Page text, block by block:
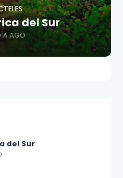
del Sur
AGO
del Sur